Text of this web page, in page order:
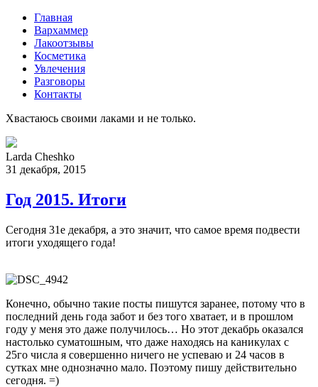
Главная
Вархаммер
Лакоотзывы
Косметика
Увлечения
Разговоры
Контакты
Хвастаюсь своими лаками и не только.
Larda Cheshko
31 декабря, 2015
Год 2015. Итоги
Сегодня 31е декабря, а это значит, что самое время подвести
итоги уходящего года!
Конечно, обычно такие посты пишутся заранее, потому что в
последний день года забот и без того хватает, и в прошлом
году у меня это даже получилось… Но этот декабрь оказался
настолько суматошным, что даже находясь на каникулах с
25го числа я совершенно ничего не успеваю и 24 часов в
сутках мне однозначно мало. Поэтому пишу действительно
сегодня. =)